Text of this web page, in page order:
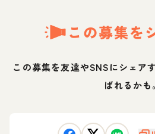
この募集を
この募集を友達やSNSにシェア
ばれるかも